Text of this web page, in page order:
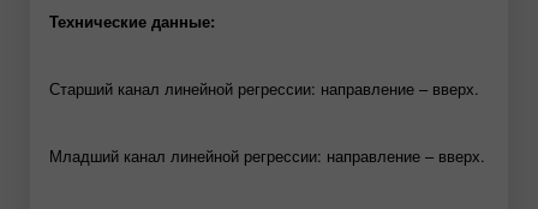
Технические данные:
Старший канал линейной регрессии: направление – вверх.
Младший канал линейной регрессии: направление – вверх.